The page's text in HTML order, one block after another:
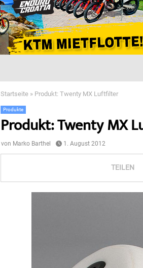
Startseite » Produkt: Twenty MX Luftfilter
Produkte
Produkt: Twenty MX
von Marko Barthel 1. August 2012
TEILEN